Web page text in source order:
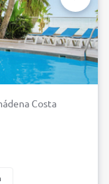
Costa